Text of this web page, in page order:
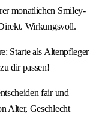
monatlichen Smiley-
Wirkungsvoll.
Starte als Altenpfleger
dir passen!
fair und
Alter, Geschlecht